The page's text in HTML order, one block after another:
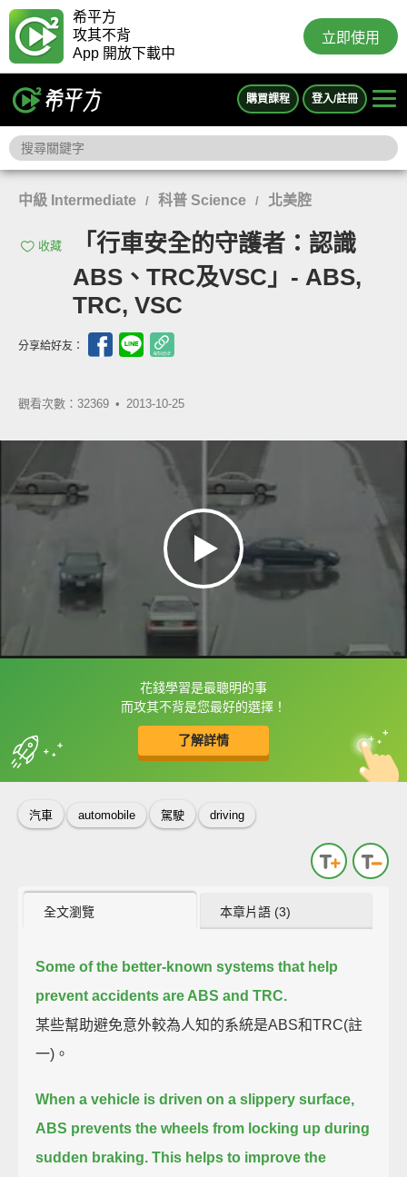
希平方
攻其不背
App 開放下載中
立即使用
購買課程 登入/註冊
中級 Intermediate / 科普 Science / 北美腔
收藏
「行車安全的守護者：認識
ABS、TRC及VSC」- ABS,
TRC, VSC
分享給好友：
觀看次數：32369 • 2013-10-25
花錢學習是最聰明的事
而攻其不背是您最好的選擇！
了解詳情
框選或點兩下字幕可以直接查字典喔！
收錄佳句 中
英
汽車 automobile 駕駛 driving
全文瀏覽 本章片語 (3)
Some of the better-known systems that help
prevent accidents are ABS and TRC.
某些幫助避免意外較為人知的系統是ABS和TRC(註
一)。
When a vehicle is driven on a slippery surface,
ABS prevents the wheels from locking up during
sudden braking. This helps to improve the